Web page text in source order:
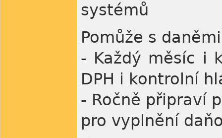
systémů
Pomůže s daněmi
- Každý měsíc i
DPH i kontrolní
- Ročně připraví
pro vyplnění